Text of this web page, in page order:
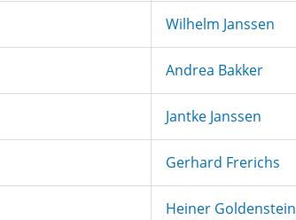
Wilhelm Janssen
Andrea Bakker
Jantke Janssen
Gerhard Frerichs
Heiner Goldenstein